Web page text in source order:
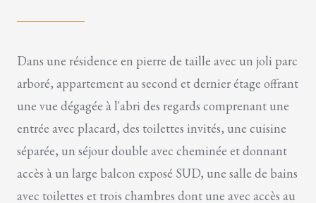
Dans une résidence en pierre de taille avec un joli parc
arboré, appartement au second et dernier étage offrant
une vue dégagée à l'abri des regards comprenant une
entrée avec placard, des toilettes invités, une cuisine
séparée, un séjour double avec cheminée et donnant
accès à un large balcon exposé SUD, une salle de bains
avec toilettes et trois chambres dont une avec accès au